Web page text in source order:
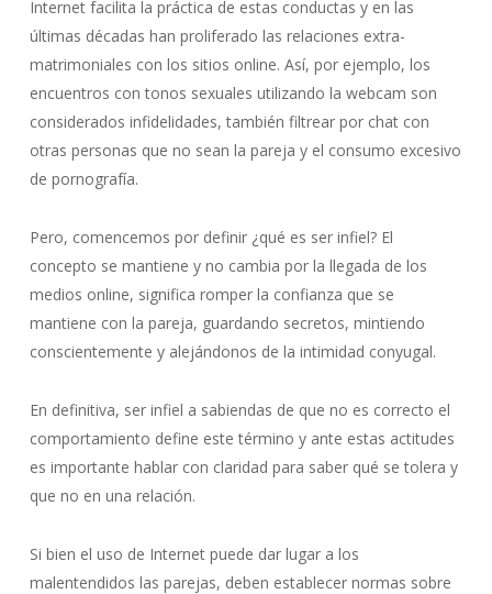
Internet facilita la práctica de estas conductas y en las
últimas décadas han proliferado las relaciones extra-
matrimoniales con los sitios online. Así, por ejemplo, los
encuentros con tonos sexuales utilizando la webcam son
considerados infidelidades, también filtrear por chat con
otras personas que no sean la pareja y el consumo excesivo
de pornografía.
Pero, comencemos por definir ¿qué es ser infiel? El
concepto se mantiene y no cambia por la llegada de los
medios online, significa romper la confianza que se
mantiene con la pareja, guardando secretos, mintiendo
conscientemente y alejándonos de la intimidad conyugal.
En definitiva, ser infiel a sabiendas de que no es correcto el
comportamiento define este término y ante estas actitudes
es importante hablar con claridad para saber qué se tolera y
que no en una relación.
Si bien el uso de Internet puede dar lugar a los
malentendidos las parejas, deben establecer normas sobre